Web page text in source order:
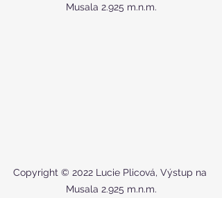
Musala 2.925 m.n.m.
Copyright © 2022 Lucie Plicová, Výstup na
Musala 2.925 m.n.m.